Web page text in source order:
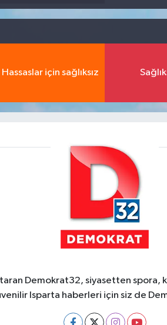
Hassaslar için sağlıksız
Demokrat32, siyasetten
Isparta haberleri için siz de